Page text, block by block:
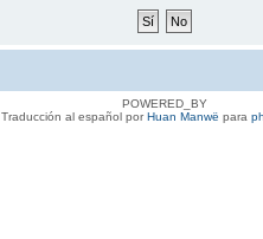
POWERED_BY
Traducción al español porHuan Manwë para